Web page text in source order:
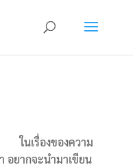
ในเรื่องของความ
อยากจะนำมาเขียน